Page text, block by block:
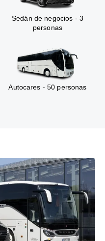
Sedán de negocios - 3
personas
Autocares - 50 personas